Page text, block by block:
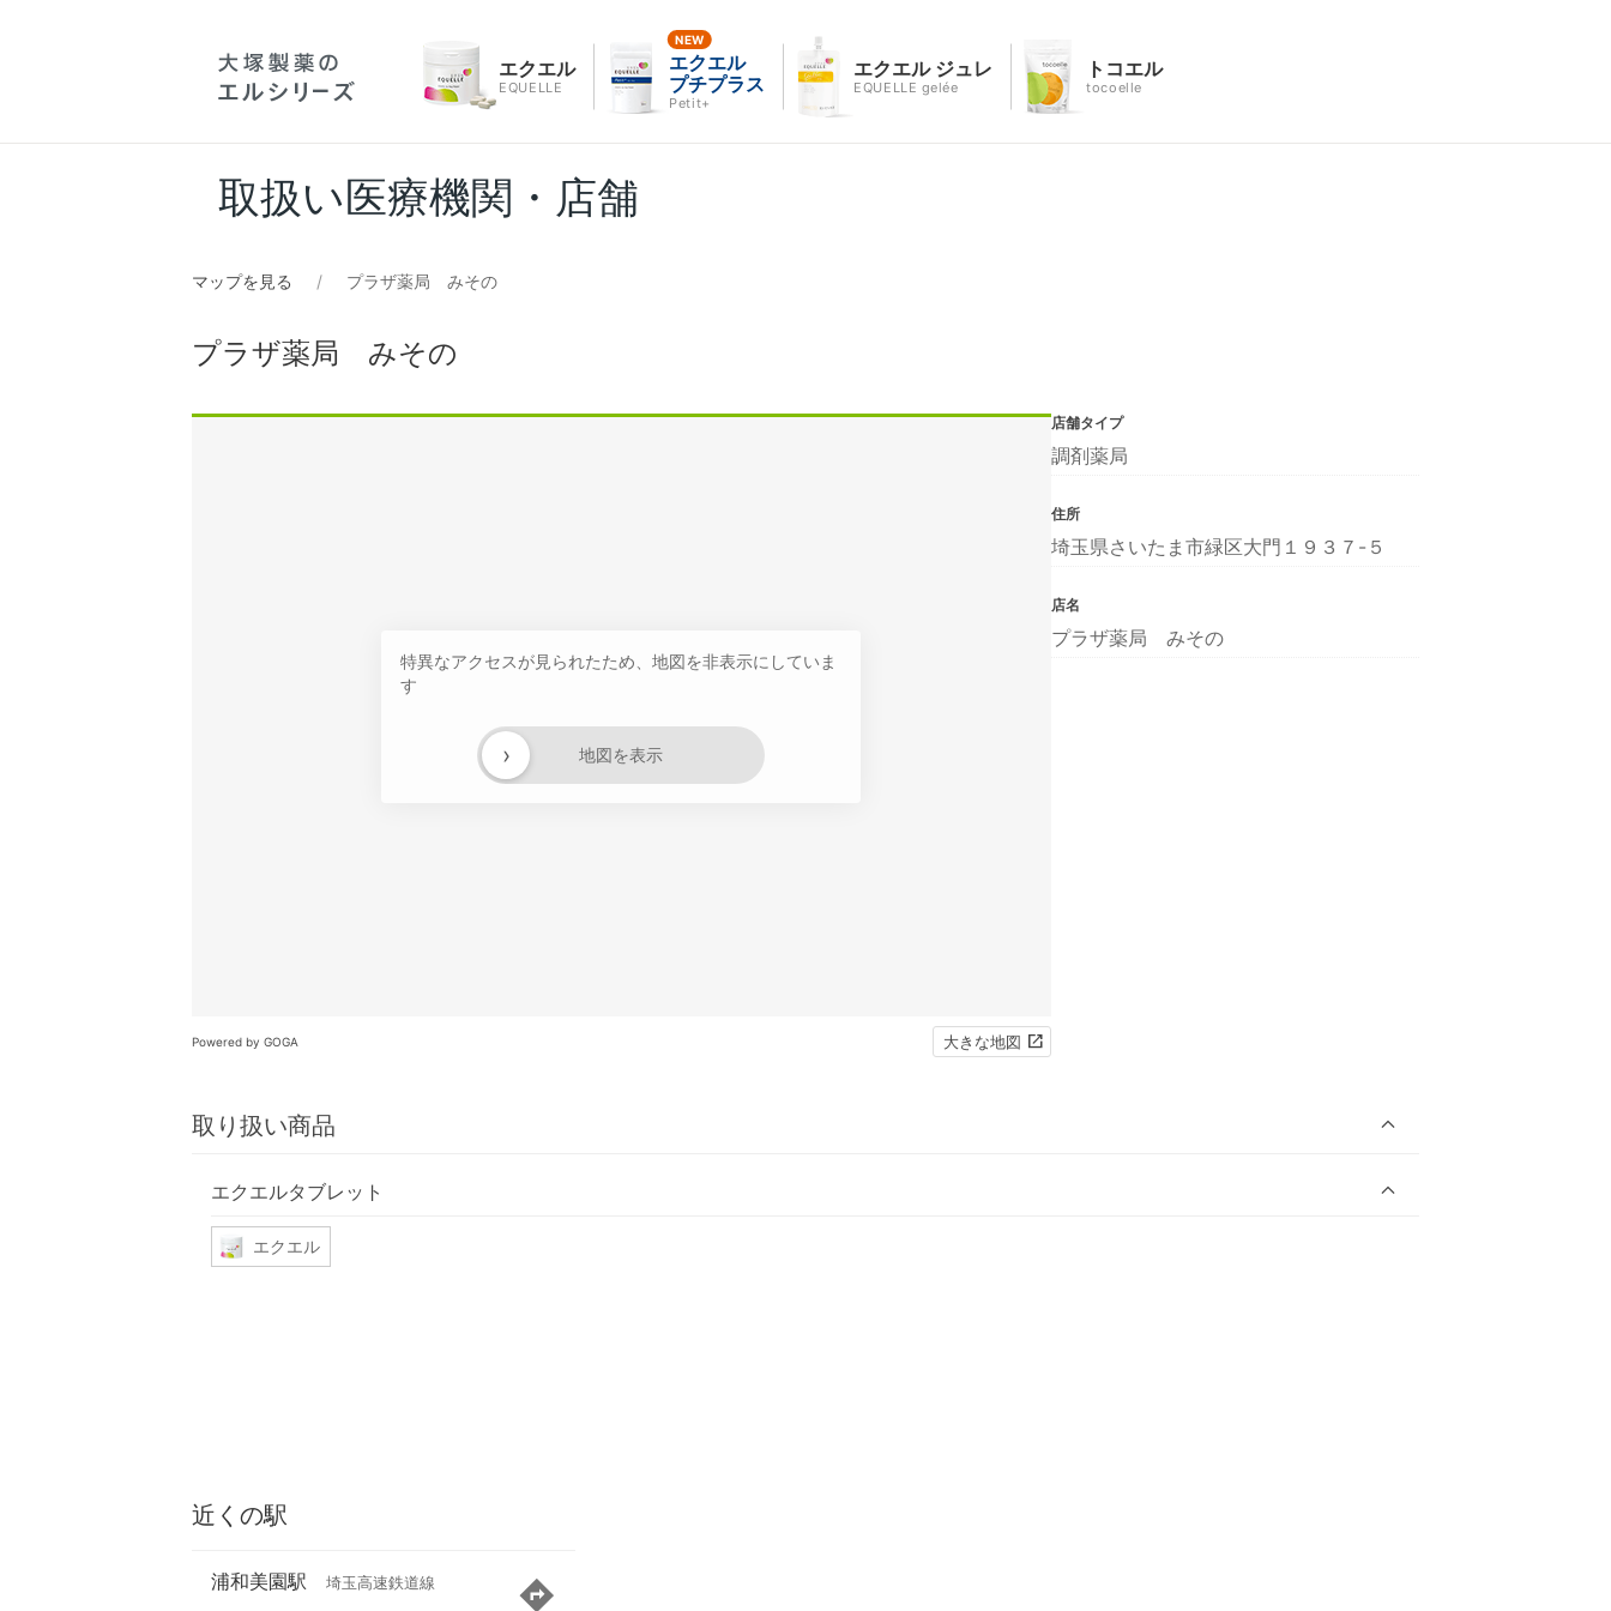
エクエル
EQUELLE
エクエル
プチプラス
Petit+
エクエル ジュレ
EQUELLE gelée
トコエル
tocoelle
取扱い医療機関・店舗
マップを見る プラザ薬局 みその
プラザ薬局 みその
特異なアクセスが見られたため、地図を非表示にしていま
す
地図を表示
›
Powered by GOGA 大きな地図
取り扱い商品
エクエルタブレット
エクエル
店舗タイプ
調剤薬局
住所
埼玉県さいたま市緑区大門１９３７-５
店名
プラザ薬局 みその
近くの駅
浦和美園駅 埼玉高速鉄道線